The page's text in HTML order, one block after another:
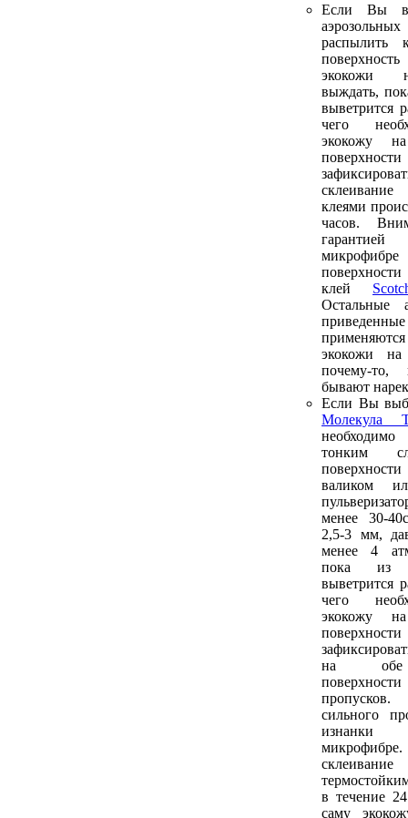
Если Вы
распылить
экокожи
выждать,
выветрится
чего
экокожу
клеями
часов.
клей
Остальные
экокожи
почему-
бывают
Если Вы
Молекула
тонким
валиком
менее 30-
2,5-3 мм,
менее 4
пока из
выветрится
чего
экокожу
на обе
сильного
в течение
саму